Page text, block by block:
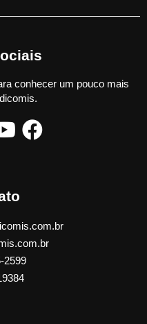
conhecer um pouco mais
2599